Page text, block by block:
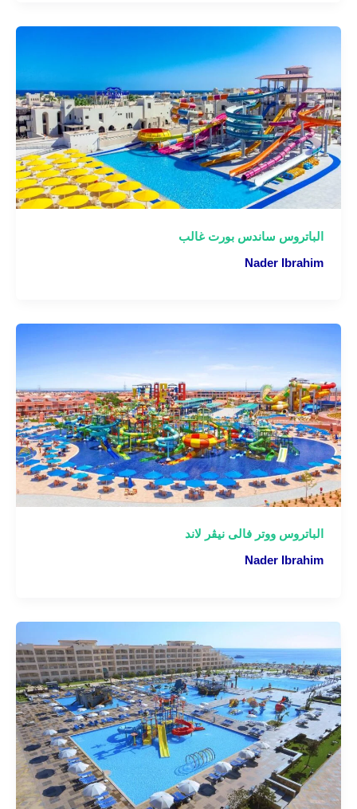
الباتروس ساندس بورت غالب
Nader Ibrahim
الباتروس ووتر فالى نيڤر لاند
Nader Ibrahim